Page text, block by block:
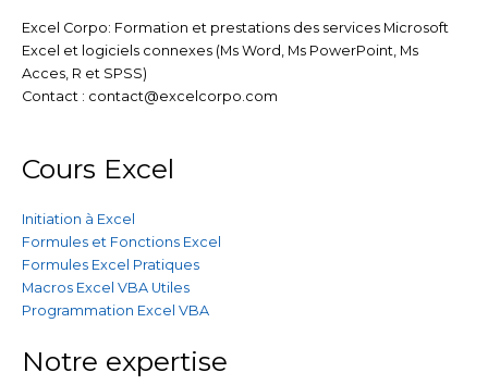
d
i
e
r
o
o
b
e
g
Excel Corpo: Formation et prestations des services Microsoft
Excel et logiciels connexes (Ms Word, Ms PowerPoint, Ms
Acces, R et SPSS)
Contact : contact@excelcorpo.com
Cours Excel
Initiation à Excel
Formules et Fonctions Excel
Formules Excel Pratiques
Macros Excel VBA Utiles
Programmation Excel VBA
Notre expertise